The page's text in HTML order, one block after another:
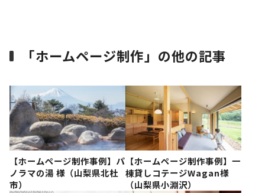
「ホームページ制作」の他の記事
【ホームページ制作事例】パ
ノラマの湯 様（山梨県北杜
市）
【ホームページ制作事例】一
棟貸しコテージWagan様
（山梨県小淵沢）